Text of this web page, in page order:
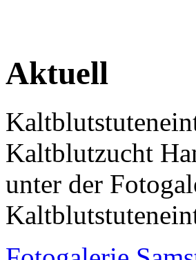
Aktuell
Kaltblutzucht
unter der